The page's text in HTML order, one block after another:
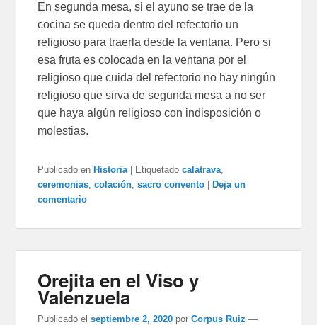
En segunda mesa, si el ayuno se trae de la
cocina se queda dentro del refectorio un
religioso para traerla desde la ventana. Pero si
esa fruta es colocada en la ventana por el
religioso que cuida del refectorio no hay ningún
religioso que sirva de segunda mesa a no ser
que haya algún religioso con indisposición o
molestias.
Publicado en Historia Etiquetado calatrava,
ceremonias,colación,sacro convento
Deja un
comentario
Orejita en el Viso y
Valenzuela
Publicado el septiembre 2, 2020 porCorpus Ruiz —